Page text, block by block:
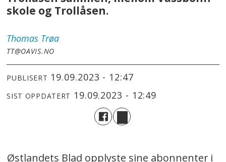
skole og Trollåsen.
Thomas Trøa
TT@OAVIS.NO
PUBLISERT 19.09.2023 - 12:47
SIST OPPDATERT 19.09.2023 - 12:49
Østlandets Blad opplyste sine abonnenter i